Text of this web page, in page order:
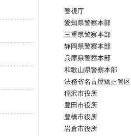
警視庁
愛知県警察本部
三重県警察本部
静岡県警察本部
兵庫県警察本部
和歌山県警察本部
法務省名古屋矯正管区
稲沢市役所
豊田市役所
豊橋市役所
岩倉市役所